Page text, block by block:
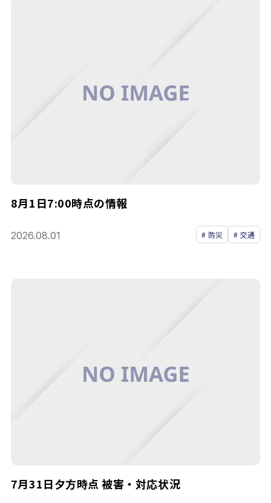
8月1日7:00時点の情報
2026.08.01 防災 交通
7月31日夕方時点 被害・対応状況